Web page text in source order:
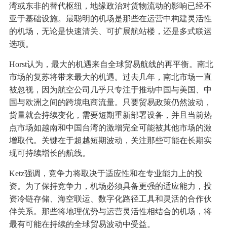
湾或东非的替代枢纽，地缘政治对货物流动的影响已经不
亚于基础设施。最聪明的机场是那些在运营中构建灵活性
的机场，无论是快速清关、可扩展航站楼，还是多式联运
选项。
Horst认为，最大的机遇来自全球贸易航线的再平衡。南北
市场的复苏将带来最大的机遇。过去几年，南北市场一直
被忽视，因为航空公司几乎只专注于推动中国与美国、中
国与欧洲之间的跨境电商流量。只要贸易政策仍然波动，
货量就会持续变化，需要短期重新部署设备，并且当前热
点市场如越南和中国台湾的激增完全可能被其他市场的激
增取代。关键在于超越短期波动，关注那些可能在长期实
现可持续增长的航线。
Ketz强调，竞争力将取决于适应性和在专业能力上的投
资。为了保持竞争力，机场必须具备更强的适应能力，投
资冷链存储、海空联运、数字化路径工具和灵活的合作伙
伴关系。那些将地理优势与运营灵活性相结合的机场，将
最有可能在持续的全球贸易波动中受益。